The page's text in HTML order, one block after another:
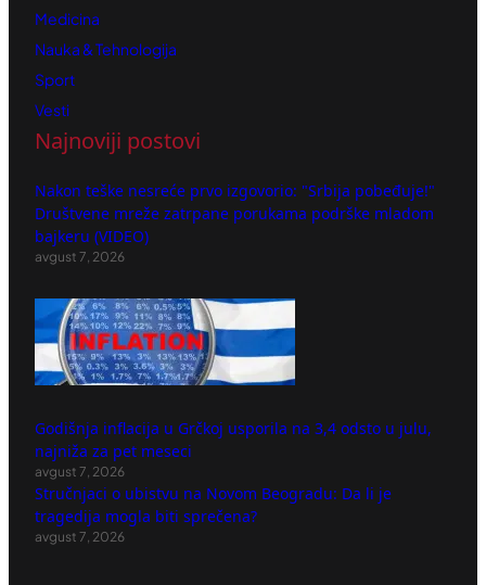
Medicina
Nauka & Tehnologija
Sport
Vesti
Najnoviji postovi
Nakon teške nesreće prvo izgovorio: "Srbija pobeđuje!"
Društvene mreže zatrpane porukama podrške mladom
bajkeru (VIDEO)
avgust 7, 2026
Godišnja inflacija u Grčkoj usporila na 3,4 odsto u julu,
najniža za pet meseci
avgust 7, 2026
Stručnjaci o ubistvu na Novom Beogradu: Da li je
tragedija mogla biti sprečena?
avgust 7, 2026